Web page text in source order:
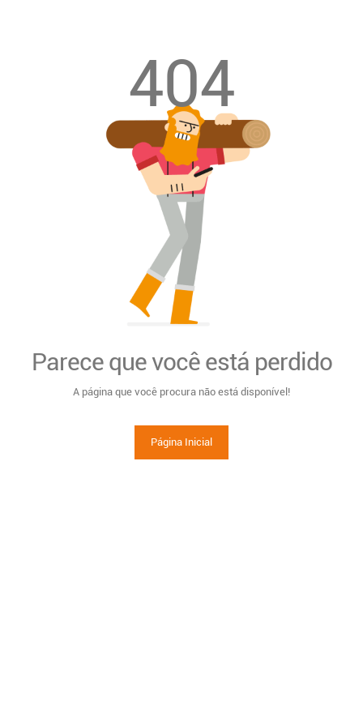
404
Parece que você está perdido
A página que você procura não está disponível!
Página Inicial